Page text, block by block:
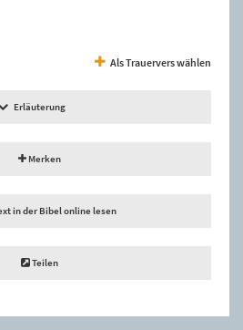
Als Trauervers wählen
Erläuterung
Merken
in der Bibel online lesen
Teilen